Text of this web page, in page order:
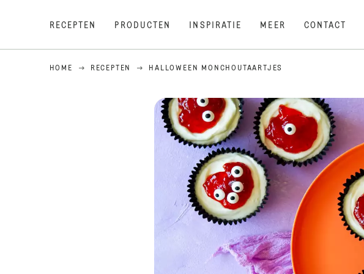
RECEPTEN PRODUCTEN INSPIRATIE MEER CONTACT
HOME RECEPTEN HALLOWEEN MONCHOUTAARTJES